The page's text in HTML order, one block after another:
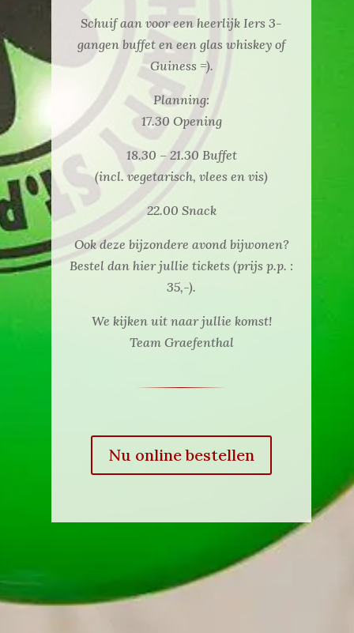
Schuif aan voor een heerlijk Iers 3-
gangen buffet en een glas whiskey of
Guiness =).
Planning:
17.30 Opening
18.30 – 21.30 Buffet
(incl. vegetarisch, vlees en vis)
22.00 Snack
Ook deze bijzondere avond bijwonen?
Bestel dan hier jullie tickets (prijs p.p. :
35,-).
We kijken uit naar jullie komst!
Team Graefenthal
Nu online bestellen